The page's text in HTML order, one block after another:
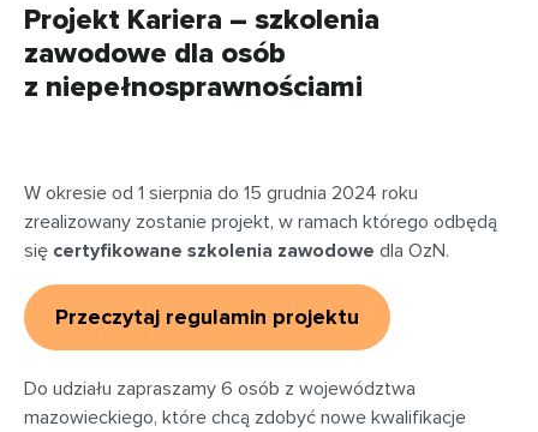
Projekt Kariera – szkolenia
zawodowe dla osób
z niepełnosprawnościami
W okresie od 1 sierpnia do 15 grudnia 2024 roku
zrealizowany zostanie projekt, w ramach którego odbędą
się certyfikowane szkolenia zawodowe dla OzN.
Przeczytaj regulamin projektu
Do udziału zapraszamy 6 osób z województwa
mazowieckiego, które chcą zdobyć nowe kwalifikacje